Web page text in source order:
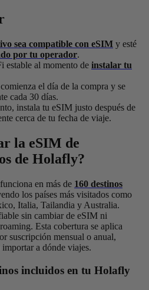
sea compatible con eSIM y esté
por tu operador.
estable al momento de instalar tu
el día de la compra y se
cada 30 días.
instala tu eSIM justo después de
cerca de tu fecha de viaje.
la eSIM de
de Holafly?
en más de 160 destinos
los países más visitados como
Italia, Tailandia y Australia.
sin cambiar de eSIM ni
Esta cobertura se aplica
suscripción mensual o anual,
a dónde viajes.
incluidos en tu Holafly